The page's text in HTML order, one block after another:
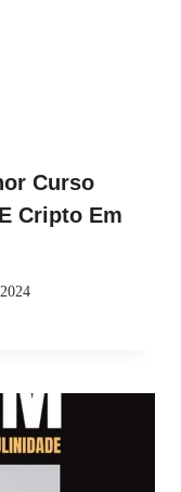
Curso
Cripto Em